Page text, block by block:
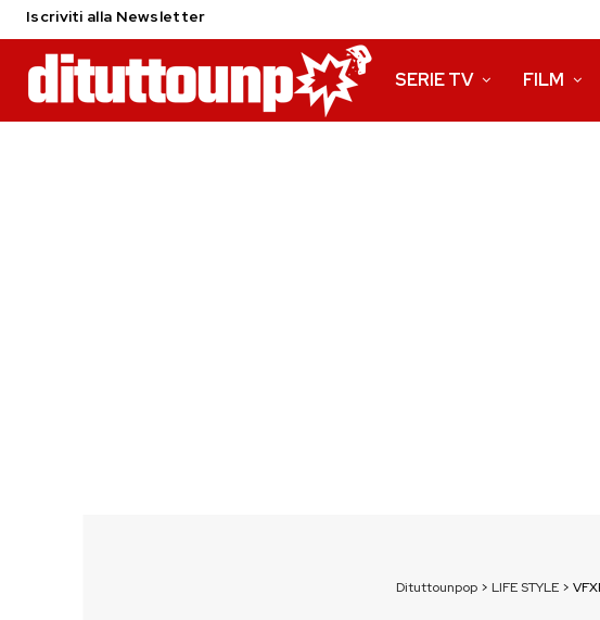
Iscriviti alla Newsletter
SERIE TV FILM
Dituttounpop > LIFE STYLE >